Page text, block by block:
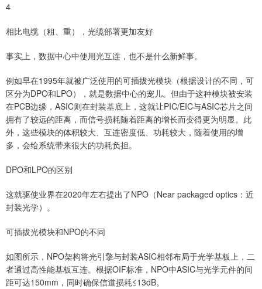
4
相比电缆（粗、重），光缆部署更加友好
事实上，数据中心中使用光互连，也不是什么新鲜事。
例如早在1995年就被广泛使用的可插拔光模块（根据设计的不同，可
区分为DPO和LPO），就是数据中心的宠儿。但由于这种模块被安装
在PCB边缘，ASIC则在封装基底上，这就让PIC/EIC与ASIC芯片之间
拥有了较远的距离，而信号损耗随着距离的增长而变得更为明显。此
外，这些模块的体积较大、互连密度低、功耗较大，随着使用的增
多，会给系统带来很大的功耗负担。
DPO和LPO的区别
这就驱使业界在2020年左右提出了NPO（Near packaged optics：近
封装光学）。
可插拔光模块和NPO的不同
如图所示，NPO架构将光引擎与封装ASIC相邻布局于光学基板上，二
者通过高性能基板互连。根据OIF标准，NPO中ASIC与光学元件的间
距可达150mm，同时确保信道损耗≤13dB。